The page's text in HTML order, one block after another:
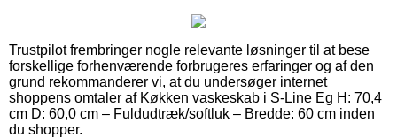
Trustpilot frembringer nogle relevante løsninger til at bese
forskellige forhenværende forbrugeres erfaringer og af den
grund rekommanderer vi, at du undersøger internet
shoppens omtaler af Køkken vaskeskab i S-Line Eg H: 70,4
cm D: 60,0 cm – Fuldudtræk/softluk – Bredde: 60 cm inden
du shopper.